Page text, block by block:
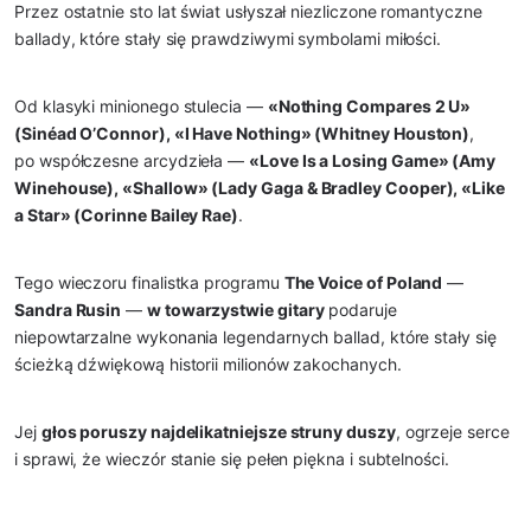
Przez ostatnie sto lat świat usłyszał niezliczone romantyczne
ballady, które stały się prawdziwymi symbolami miłości.
Od klasyki minionego stulecia — «Nothing Compares 2 U»
(Sinéad O’Connor), «I Have Nothing» (Whitney Houston),
po współczesne arcydzieła — «Love Is a Losing Game» (Amy
Winehouse), «Shallow» (Lady Gaga & Bradley Cooper), «Like
a Star» (Corinne Bailey Rae).
Tego wieczoru finalistka programu The Voice of Poland —
Sandra Rusin — w towarzystwie gitarypodaruje
niepowtarzalne wykonania legendarnych ballad, które stały się
ścieżką dźwiękową historii milionów zakochanych.
Jej głos poruszy najdelikatniejsze struny duszy, ogrzeje serce
i sprawi, że wieczór stanie się pełen piękna i subtelności.